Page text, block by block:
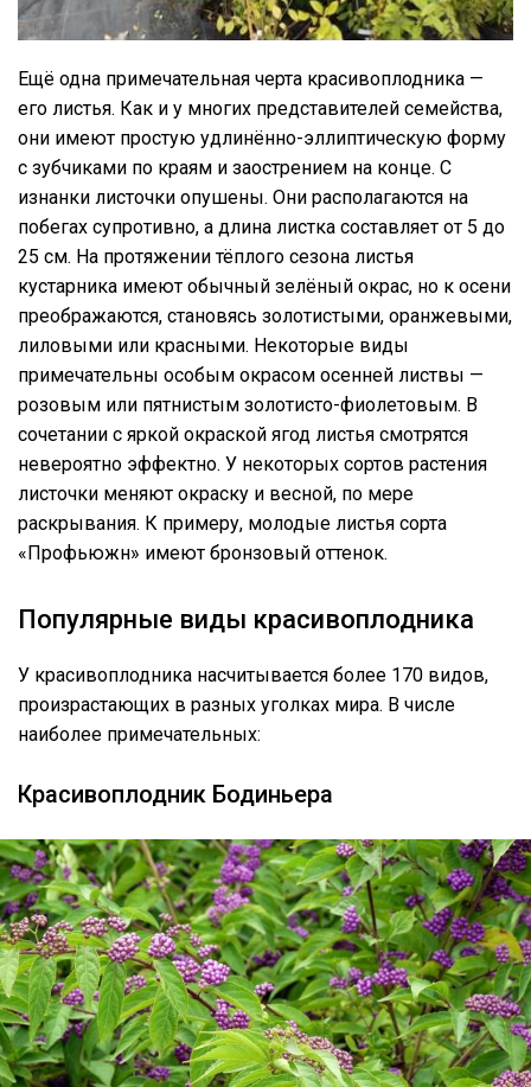
Ещё одна примечательная черта красивоплодника —
его листья. Как и у многих представителей семейства,
они имеют простую удлинённо-эллиптическую форму
с зубчиками по краям и заострением на конце. С
изнанки листочки опушены. Они располагаются на
побегах супротивно, а длина листка составляет от 5 до
25 см. На протяжении тёплого сезона листья
кустарника имеют обычный зелёный окрас, но к осени
преображаются, становясь золотистыми, оранжевыми,
лиловыми или красными. Некоторые виды
примечательны особым окрасом осенней листвы —
розовым или пятнистым золотисто-фиолетовым. В
сочетании с яркой окраской ягод листья смотрятся
невероятно эффектно. У некоторых сортов растения
листочки меняют окраску и весной, по мере
раскрывания. К примеру, молодые листья сорта
«Профьюжн» имеют бронзовый оттенок.
Популярные виды красивоплодника
У красивоплодника насчитывается более 170 видов,
произрастающих в разных уголках мира. В числе
наиболее примечательных:
Красивоплодник Бодиньера